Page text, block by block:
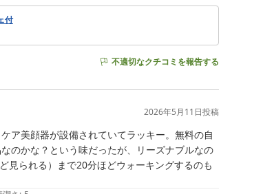
付
不適切なクチコミを報告する
2026年5月11日投稿
ア美顔器が設備されていてラッキー。無料の自
のかな？という味だったが、リーズナブルなの
見られる）まで20分ほどウォーキングするのも